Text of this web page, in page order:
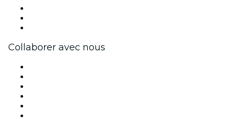
Collaborer avec nous